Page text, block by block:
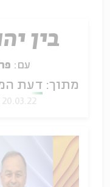
בין
עם:
מתוך: דעת המקום:
20.03.22